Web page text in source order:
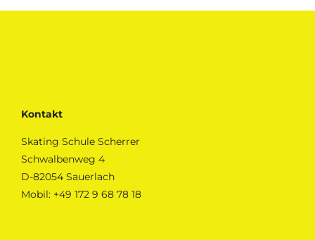
Kontakt
Skating Schule Scherrer
Schwalbenweg 4
D-82054 Sauerlach
Mobil: +49 172 9 68 78 18